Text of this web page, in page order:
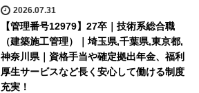
2026.07.31
【管理番号12979】27卒｜技術系総合職
（建築施工管理）｜埼玉県,千葉県,東京都,
神奈川県｜資格手当や確定拠出年金、福利
厚生サービスなど長く安心して働ける制度
充実！